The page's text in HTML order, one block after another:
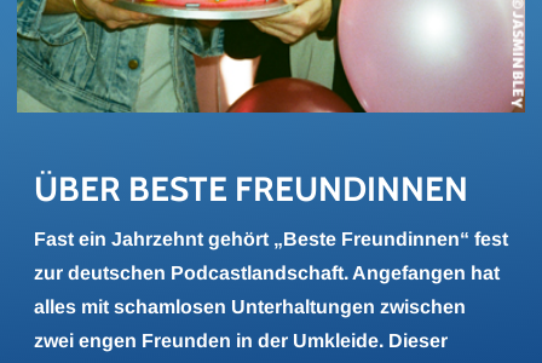
ÜBER BESTE FREUN­DIN­NEN
Fast ein Jahrzehnt gehört „Beste Freundinnen“ fest
zur deutschen Podcastlandschaft. Angefangen hat
alles mit schamlosen Unterhaltungen zwischen
zwei engen Freunden in der Umkleide. Dieser